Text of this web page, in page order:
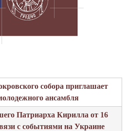
собора приглашает
ансамбля
Патриарха Кирилла от 16
с событиями на Украине